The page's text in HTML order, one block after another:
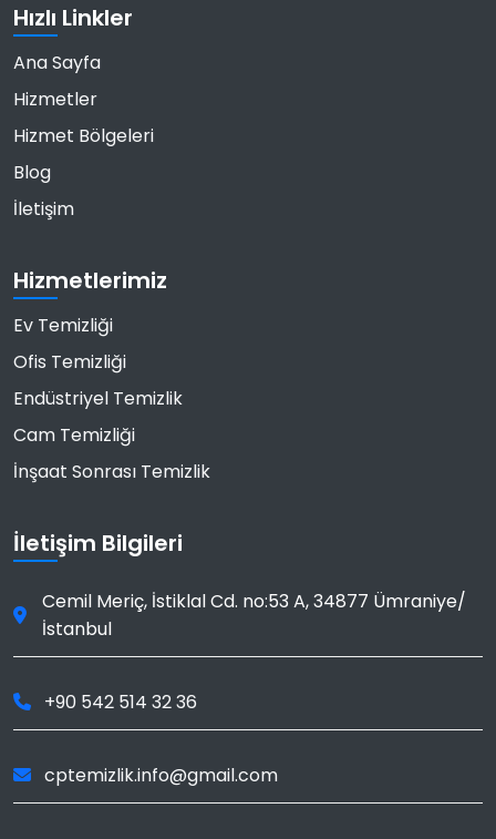
Hızlı Linkler
Ana Sayfa
Hizmetler
Hizmet Bölgeleri
Blog
İletişim
Hizmetlerimiz
Ev Temizliği
Ofis Temizliği
Endüstriyel Temizlik
Cam Temizliği
İnşaat Sonrası Temizlik
İletişim Bilgileri
Cemil Meriç, İstiklal Cd. no:53 A,34877 Ümraniye/
İstanbul
+90 542 514 32 36
cptemizlik.info@gmail.com